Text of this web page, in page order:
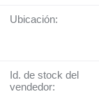
Ubicación:
Id. de stock del
vendedor: